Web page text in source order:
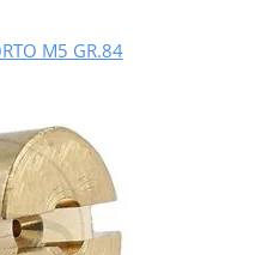
M5 GR.84